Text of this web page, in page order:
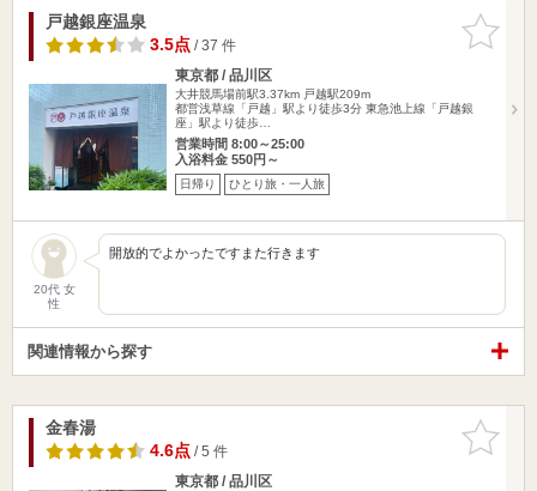
お気に入
りに追加
戸越銀座温泉
3.5点/ 37 件
東京都 / 品川区
大井競馬場前駅3.37km 戸越駅209m
都営浅草線「戸越」駅より徒歩3分 東急池上線「戸越銀
座」駅より徒歩…
営業時間 8:00～25:00
入浴料金 550円～
日帰り ひとり旅・一人旅
20代 女
性
開放的でよかったですまた行きます
関連情報から探す
お気に入
りに追加
金春湯
4.6点/ 5 件
東京都 / 品川区